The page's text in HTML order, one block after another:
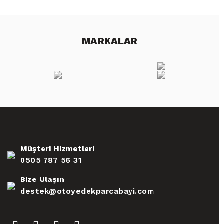
MARKALAR
Müşteri Hizmetleri
0505 787 56 31
Bize Ulaşın
destek@otoyedekparcabayi.com